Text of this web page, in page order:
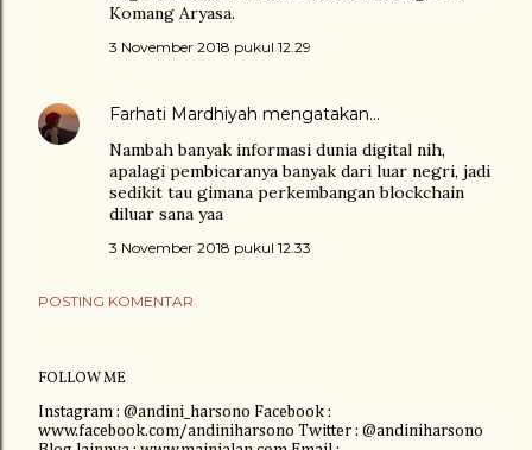
Komang Aryasa.
3 November 2018 pukul 12.29
Farhati Mardhiyah mengatakan…
Nambah banyak informasi dunia digital nih,
apalagi pembicaranya banyak dari luar negri, jadi
sedikit tau gimana perkembangan blockchain
diluar sana yaa
3 November 2018 pukul 12.33
POSTING KOMENTAR
FOLLOW ME
Instagram : @andini_harsono Facebook :
www.facebook.com/andiniharsono Twitter : @andiniharsono